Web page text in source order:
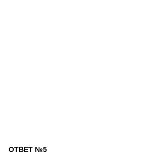
ОТВЕТ №5